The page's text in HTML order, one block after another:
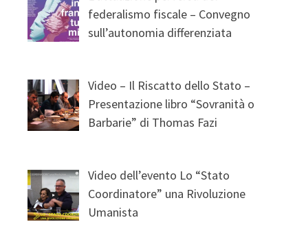
federalismo fiscale – Convegno
sull’autonomia differenziata
Video – Il Riscatto dello Stato –
Presentazione libro “Sovranità o
Barbarie” di Thomas Fazi
Video dell’evento Lo “Stato
Coordinatore” una Rivoluzione
Umanista